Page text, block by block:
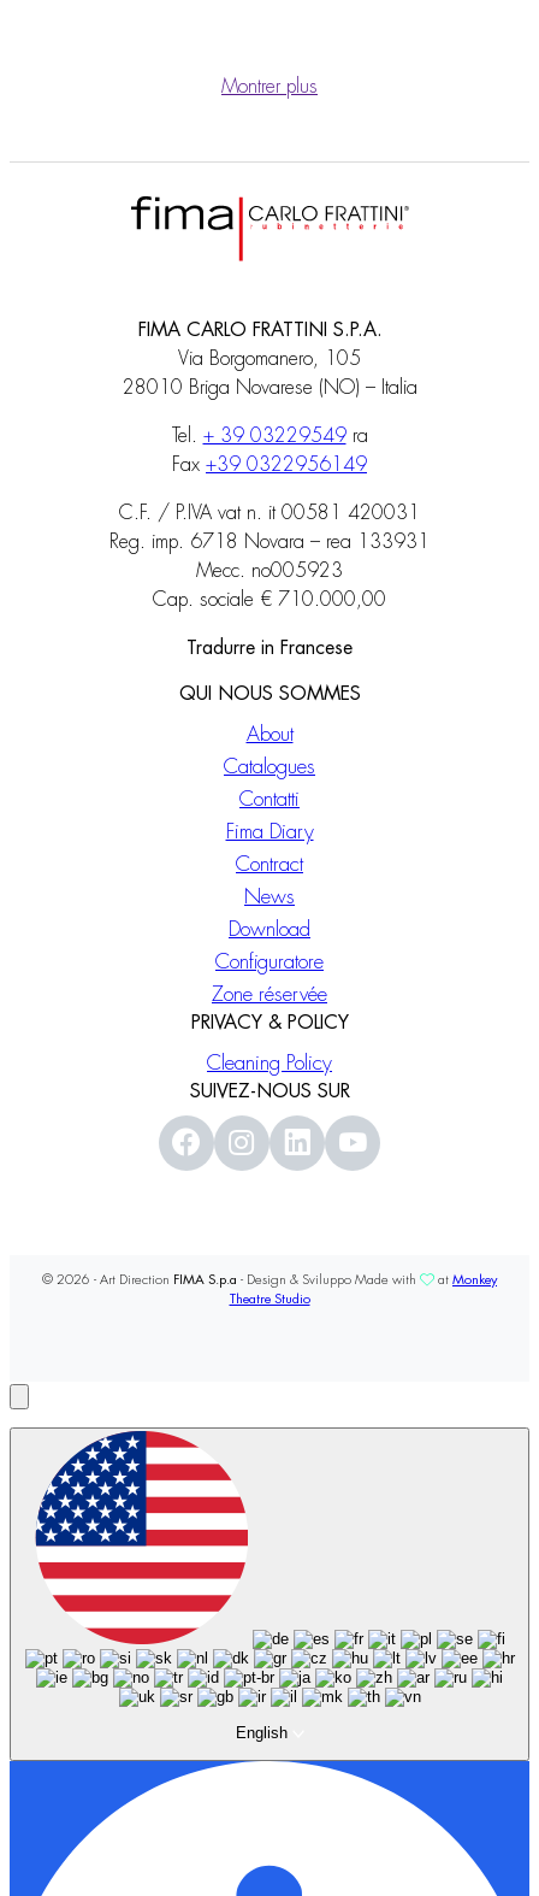
Montrer plus
FIMA CARLO FRATTINI S.P.A.
Via Borgomanero, 105
28010 Briga Novarese (NO) – Italia
Tel. + 39 03229549ra
Fax +39 0322956149
C.F. / P.IVA vat n. it 00581 420031
Reg. imp. 6718 Novara – rea 133931
Mecc. no005923
Cap. sociale € 710.000,00
Tradurre in Francese
QUI NOUS SOMMES
About
Catalogues
Contatti
Fima Diary
Contract
News
Download
Configuratore
Zone réservée
PRIVACY & POLICY
Cleaning Policy
SUIVEZ-NOUS SUR
© 2026 - Art Direction FIMA S.p.a - Design & Sviluppo Made with at Monkey
Theatre Studio
English